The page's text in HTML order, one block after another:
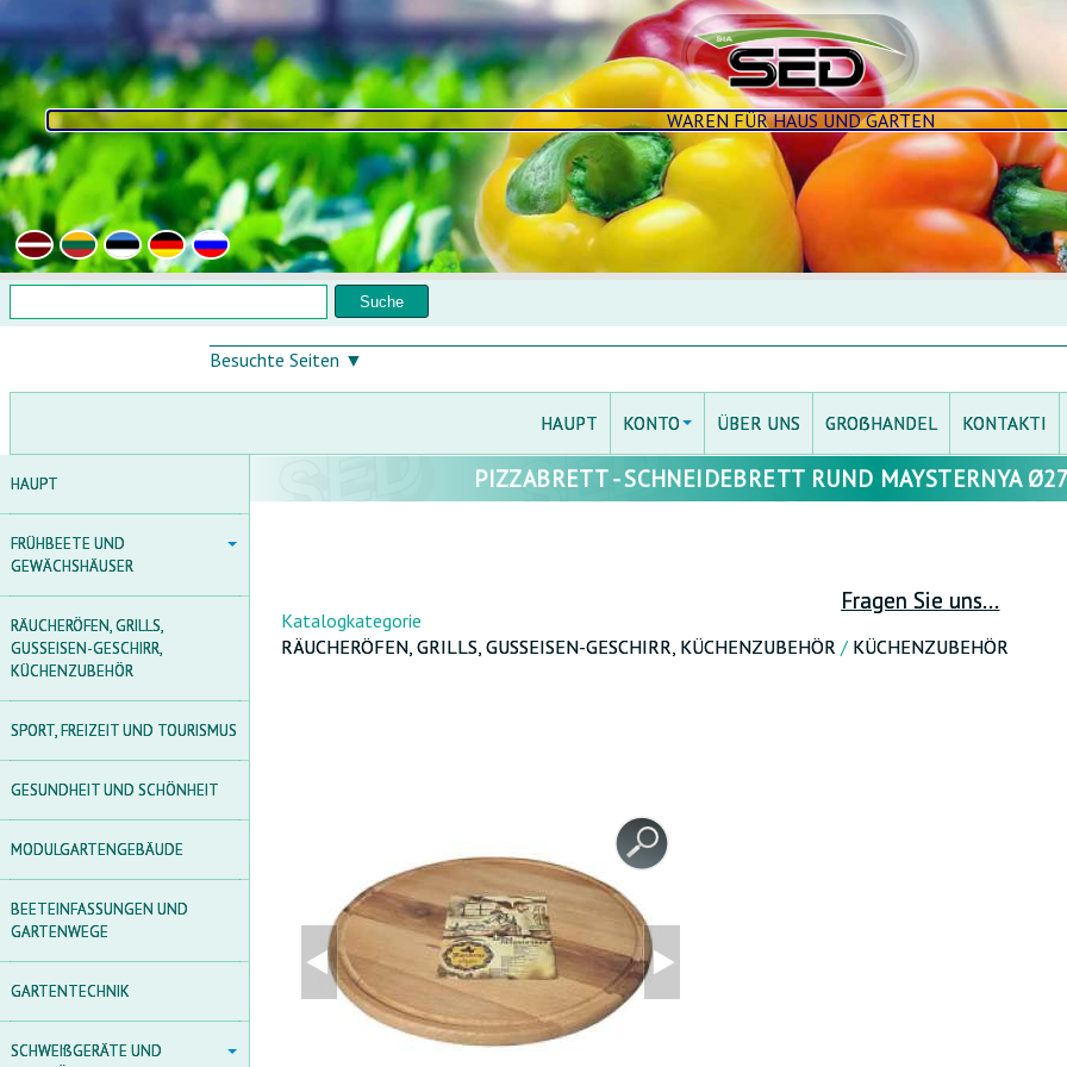
WAREN FÜR HAUS UND GARTEN
Suchformular
Besuchte Seiten ▼
PIZZABRETT - SCHNEIDEBRETT RUND MAYSTERNYA
HAUPT
FRÜHBEETE UND
GEWÄCHSHÄUSER
GEWÄCHSHÄUSER AUS
AGROFOLIEN UND FOLIEN
FRÜHBEET
RÄUCHERÖFEN, GRILLS,
GUSSEISEN-GESCHIRR,
KÜCHENZUBEHÖR
SPORT, FREIZEIT UND TOURISMUS
GESUNDHEIT UND SCHÖNHEIT
MODULGARTENGEBÄUDE
BEETEINFASSUNGEN UND
GARTENWEGE
GARTENTECHNIK
SCHWEIßGERÄTE UND
HAUPT KONTO
EINLOGGEN
ÜBER UNS GROẞHANDEL KONTAKTI
Fragen Sie uns...
Katalogkategorie
RÄUCHERÖFEN, GRILLS, GUSSEISEN-GESCHIRR, KÜCHENZUBEHÖR / KÜCHENZUBEHÖR